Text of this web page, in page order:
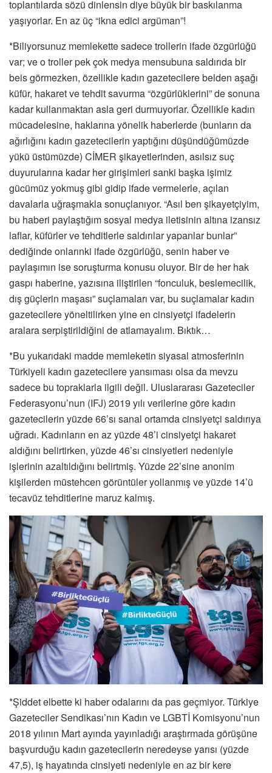
toplantılarda sözü dinlensin diye büyük bir baskılanma
yaşıyorlar. En az üç “ikna edici argüman”!
*Biliyorsunuz memlekette sadece trollerin ifade özgürlüğü
var; ve o troller pek çok medya mensubuna saldırıda bir
beis görmezken, özellikle kadın gazetecilere belden aşağı
küfür, hakaret ve tehdit savurma “özgürlüklerini” de sonuna
kadar kullanmaktan asla geri durmuyorlar. Özellikle kadın
mücadelesine, haklarına yönelik haberlerde (bunların da
ağırlığını kadın gazetecilerin yaptığını düşündüğümüzde
yükü üstümüzde) CİMER şikayetlerinden, asılsız suç
duyurularına kadar her girişimleri sanki başka işimiz
gücümüz yokmuş gibi gidip ifade vermelerle, açılan
davalarla uğraşmakla sonuçlanıyor. “Asıl ben şikayetçiyim,
bu haberi paylaştığım sosyal medya iletisinin altına izansız
laflar, küfürler ve tehditlerle saldırılar yapanlar bunlar”
dediğinde onlarınki ifade özgürlüğü, senin haber ve
paylaşımın ise soruşturma konusu oluyor. Bir de her hak
gaspı haberine, yazısına iliştirilen “fonculuk, beslemecilik,
dış güçlerin maşası” suçlamaları var, bu suçlamalar kadın
gazetecilere yöneltilirken yine en cinsiyetçi ifadelerin
aralara serpiştirildiğini de atlamayalım. Bıktık…
*Bu yukarıdaki madde memleketin siyasal atmosferinin
Türkiyeli kadın gazetecilere yansıması olsa da mevzu
sadece bu topraklarla ilgili değil. Uluslararası Gazeteciler
Federasyonu’nun (IFJ) 2019 yılı verilerine göre kadın
gazetecilerin yüzde 66’sı sanal ortamda cinsiyetçi saldırıya
uğradı. Kadınların en az yüzde 48’i cinsiyetçi hakaret
aldığını belirtirken, yüzde 46’sı cinsiyetleri nedeniyle
işlerinin azaltıldığını belirtmiş. Yüzde 22’sine anonim
kişilerden müstehcen görüntüler yollanmış ve yüzde 14’ü
tecavüz tehditlerine maruz kalmış.
*Şiddet elbette ki haber odalarını da pas geçmiyor. Türkiye
Gazeteciler Sendikası’nın Kadın ve LGBTİ Komisyonu’nun
2018 yılının Mart ayında yayınladığı araştırmada görüşüne
başvurduğu kadın gazetecilerin neredeyse yarısı (yüzde
47,5), iş hayatında cinsiyeti nedeniyle en az bir kere